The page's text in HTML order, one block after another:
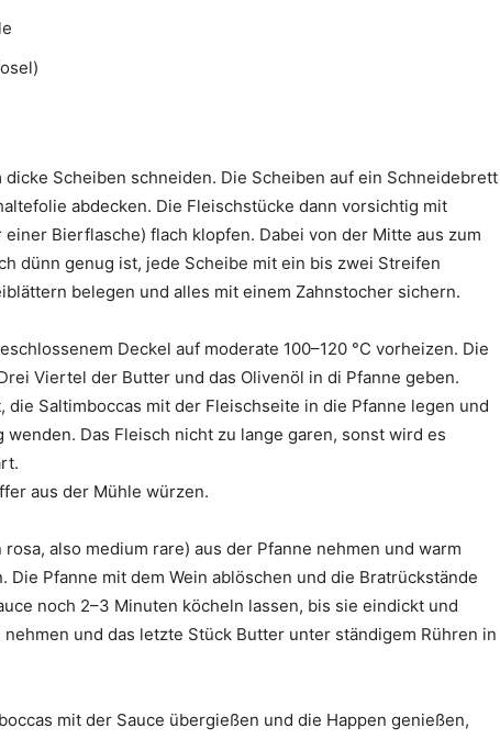
Scheiben schneiden. Die Scheiben auf ein Schneidebrett
abdecken. Die Fleischstücke dann vorsichtig mit
Bierflasche) flach klopfen. Dabei von der Mitte aus zum
dünn genug ist, jede Scheibe mit ein bis zwei Streifen
belegen und alles mit einem Zahnstocher sichern.
Deckel auf moderate 100–120 °C vorheizen. Die
Viertel der Butter und das Olivenöl in di Pfanne geben.
die Saltimboccas mit der Fleischseite in die Pfanne legen und
wenden. Das Fleisch nicht zu lange garen, sonst wird es
aus der Mühle würzen.
also medium rare) aus der Pfanne nehmen und warm
Pfanne mit dem Wein ablöschen und die Bratrückstände
noch 2–3 Minuten köcheln lassen, bis sie eindickt und
und das letzte Stück Butter unter ständigem Rühren in
mit der Sauce übergießen und die Happen genießen,